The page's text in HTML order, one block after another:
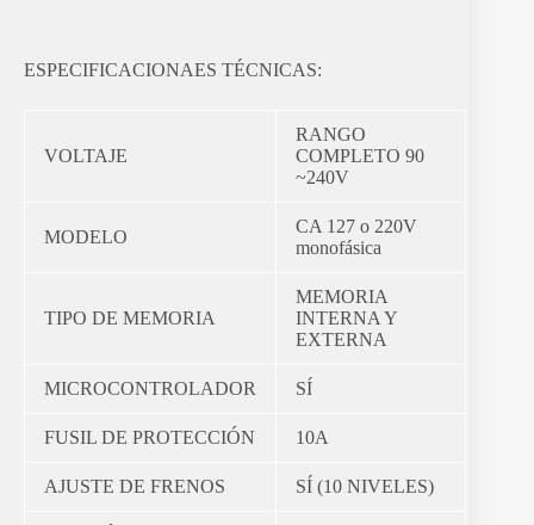
ESPECIFICACIONAES TÉCNICAS:
VOLTAJE
RANGO
COMPLETO 90
~240V
MODELO
CA 127 o 220V
monofásica
TIPO DE MEMORIA
MEMORIA
INTERNA Y
EXTERNA
MICROCONTROLADOR SÍ
FUSIL DE PROTECCIÓN 10A
AJUSTE DE FRENOS SÍ (10 NIVELES)